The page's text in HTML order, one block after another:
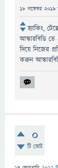
18 নভেম্বর 2019
হ্যাকিং,
আস্কারবিডি
দিয়ে নিজের
করুন
0
টি ভোট